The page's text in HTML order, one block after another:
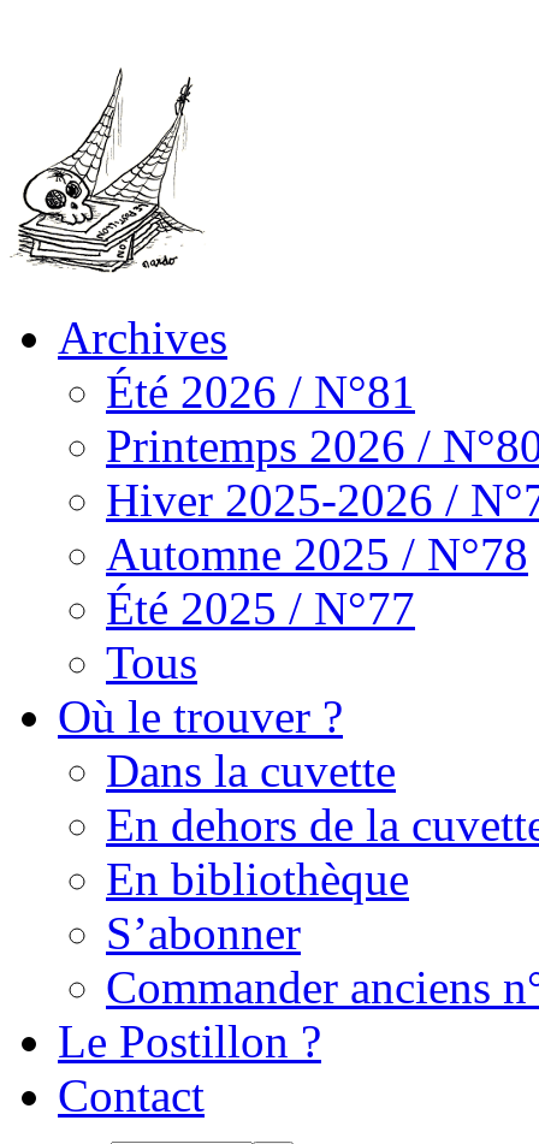
Archives
Été 2026 / N°81
Printemps 2026 /
Hiver 2025-2026 /
Automne 2025 / N°78
Été 2025 / N°77
Tous
Où le trouver ?
Dans la cuvette
En dehors de la
En bibliothèque
S’abonner
Commander anciens
Le Postillon ?
Contact